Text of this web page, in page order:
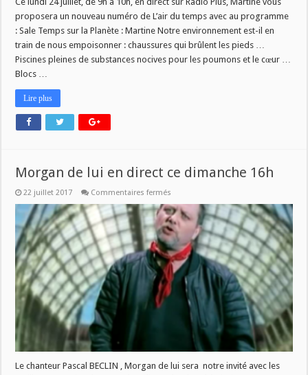
du
24
juillet
proposera un nouveau numéro de L’air du temps avec au programme
: Sale Temps sur la Planète : Martine Notre environnement est-il en
train de nous empoisonner : chaussures qui brûlent les pieds …
Piscines pleines de substances nocives pour les poumons et le cœur …
Blocs …
Lire plus
Morgan de lui en direct ce dimanche 16h
22 juillet 2017 Commentaires fermés
de
lui
en
direct
ce
dimanche
16h
Le chanteur Pascal BECLIN , Morgan de lui sera notre invité avec les